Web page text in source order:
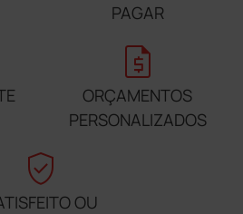
PAGAR
request_quote
ORÇAMENTOS
PERSONALIZADOS
verified_user
OU